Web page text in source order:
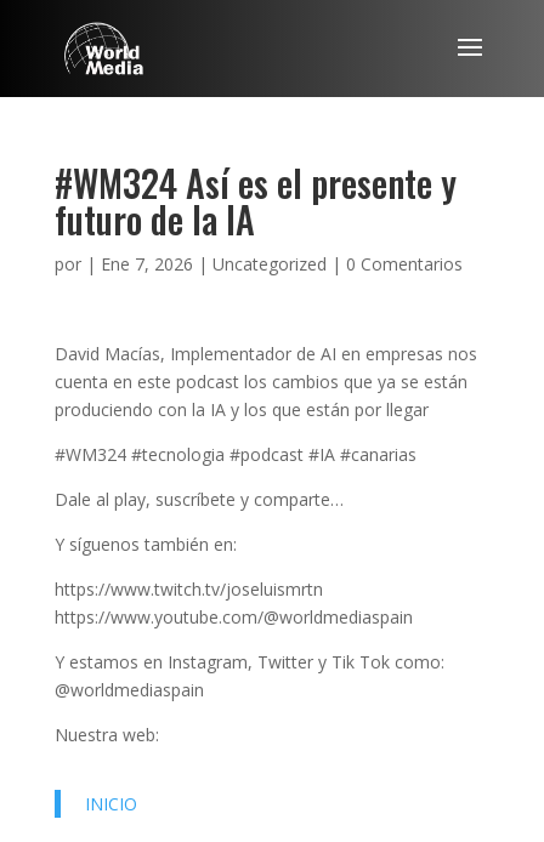
#WM324 Así es el presente y
futuro de la IA
por | Ene 7, 2026 | Uncategorized | 0 Comentarios
David Macías, Implementador de AI en empresas nos
cuenta en este podcast los cambios que ya se están
produciendo con la IA y los que están por llegar
#WM324 #tecnologia #podcast #IA #canarias
Dale al play, suscríbete y comparte…
Y síguenos también en:
https://www.twitch.tv/joseluismrtn
https://www.youtube.com/@worldmediaspain
Y estamos en Instagram, Twitter y Tik Tok como:
@worldmediaspain
Nuestra web:
INICIO